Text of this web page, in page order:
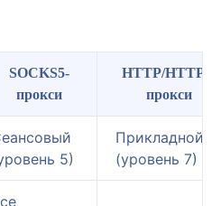
SOCKS5-
прокси
HTTP/HTTPS-
прокси
5)
Прикладной
(уровень 7)